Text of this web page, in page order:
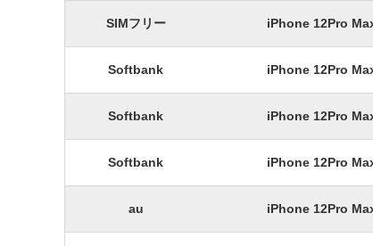
SIMフリー iPhone 12Pro
Softbank iPhone 12Pro
Softbank iPhone 12Pro
Softbank iPhone 12Pro
au iPhone 12Pro